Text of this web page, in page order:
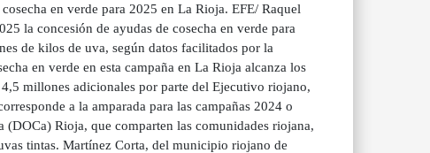
en verde para 2025 en La Rioja. EFE/ Raquel
la concesión de ayudas de cosecha en verde para
de kilos de uva, según datos facilitados por la
en verde en esta campaña en La Rioja alcanza los
millones adicionales por parte del Ejecutivo riojano,
a la amparada para las campañas 2024 o
Rioja, que comparten las comunidades riojana,
tintas. Martínez Corta, del municipio riojano de